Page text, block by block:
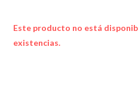
Este producto no está
existencias.